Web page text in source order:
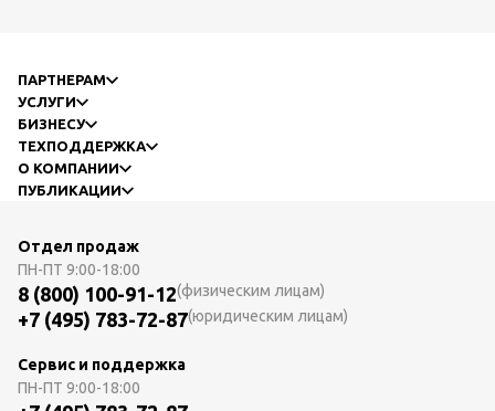
ПАРТНЕРАМ
УСЛУГИ
БИЗНЕСУ
ТЕХПОДДЕРЖКА
О КОМПАНИИ
ПУБЛИКАЦИИ
Отдел продаж
ПН-ПТ 9:00-18:00
8 (800) 100-91-12(физическим лицам)
+7 (495) 783-72-87(юридическим лицам)
Сервис и поддержка
ПН-ПТ 9:00-18:00